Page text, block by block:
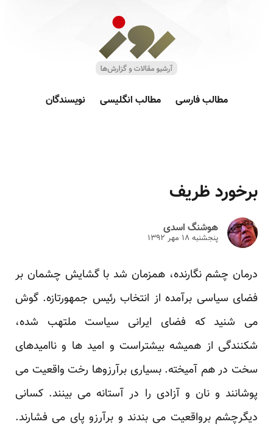
مطالب فارسی مطالب انگلیسی نویسندگان
برخورد ظریف
هوشنگ اسدی
پنجشنبه ۱۸ مهر ۱۳۹۲
درمان چشم نگارنده، همزمان شد با گشایش چشمان بر
فضای سیاسی برآمده از انتخاب رئیس جمهورتازه. گوش
می شنید که فضای ایرانی سیاست ملتهب شده،
شکنندگی از همیشه بیشتراست و امید ها و ناامیدهای
سخت در هم آمیخته. بسیاری برآرزوها رخت واقعیت می
پوشانند و نان و آزادی را در آستانه می بینند. کسانی
دیگرچشم برواقعیت می بندند و برآرزو پای می فشارند.